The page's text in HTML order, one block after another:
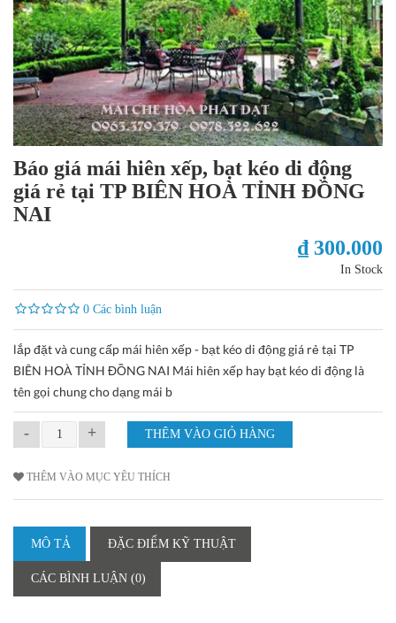
Báo giá mái hiên xếp, bạt kéo di động
giá rẻ tại TP BIÊN HOÀ TỈNH ĐỒNG
NAI
₫ 300.000
In Stock
0 Các bình luận
lắp đặt và cung cấp mái hiên xếp - bạt kéo di động giá rẻ tại TP
BIÊN HOÀ TỈNH ĐỒNG NAI Mái hiên xếp hay bạt kéo di động là
tên gọi chung cho dạng mái b
- +
THÊM VÀO MỤC YÊU THÍCH
MÔ TẢ ĐẶC ĐIỂM KỸ THUẬT
CÁC BÌNH LUẬN (0)